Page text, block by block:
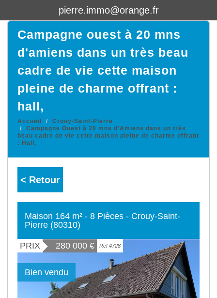
pierre.immo@orange.fr
campagne ouest à 20 mns
d'amiens dans un très beau
cadre de vie cette maison
pleine de charme offrant :
hall,
Accueil
Crouy-Saint-Pierre
Campagne Ouest à 20 mns d'Amiens dans un très
beau cadre de vie cette maison pleine de charme offrant
: Hall,
< Retour
Maison 164 m² - 8 Pièces - Crouy-Saint-
Pierre (80310)
PRIX 280 000 € Ref 4728
Bien vendu